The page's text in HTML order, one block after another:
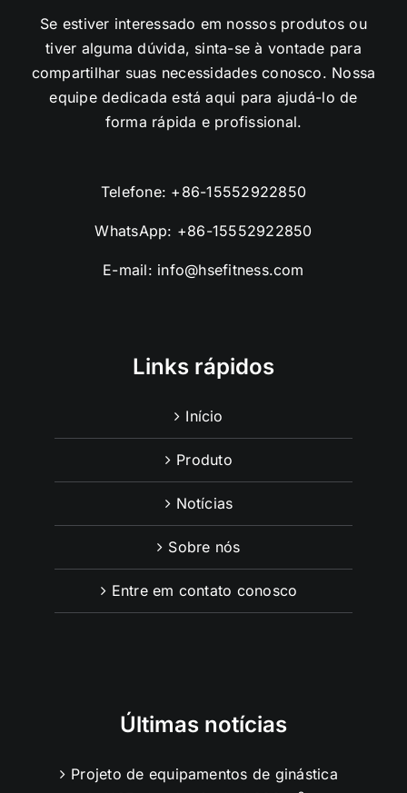
Se estiver interessado em nossos produtos ou
tiver alguma dúvida, sinta-se à vontade para
compartilhar suas necessidades conosco. Nossa
equipe dedicada está aqui para ajudá-lo de
forma rápida e profissional.
Telefone: +86-15552922850
WhatsApp: +86-15552922850
E-mail: info@hsefitness.com
Links rápidos
Início
Produto
Notícias
Sobre nós
Entre em contato conosco
Últimas notícias
Projeto de equipamentos de ginástica